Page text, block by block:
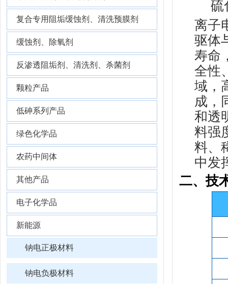
复合专用阻垢缓蚀剂、清洗预膜剂
缓蚀剂、除氧剂
反渗透阻垢剂、清洗剂、杀菌剂
颗粒产品
低砷系列产品
绿色化学品
农药中间体
其他产品
电子化学品
新能源
钠电正极材料
钠电负极材料
硫
离子
驱体
寿命
全性
域，
成，
和透
料强
料、
中发
二、技